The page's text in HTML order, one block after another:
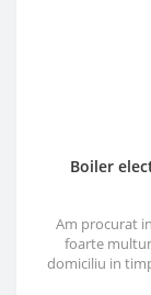
Boiler
Am procurat
foarte
domiciliu in